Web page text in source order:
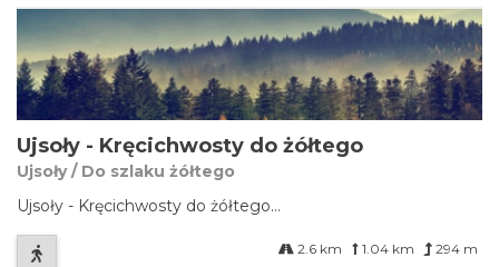
Ujsoły - Kręcichwosty do żółtego
Ujsoły / Do szlaku żółtego
Ujsoły - Kręcichwosty do żółtego...
2.6 km 1.04 km 294 m